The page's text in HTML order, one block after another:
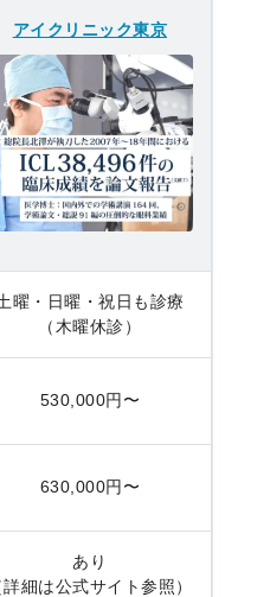
アイクリニック東京
曜・日曜・祝日も診療
（木曜休診）
530,000円〜
630,000円〜
あり
詳細は公式サイト参照）